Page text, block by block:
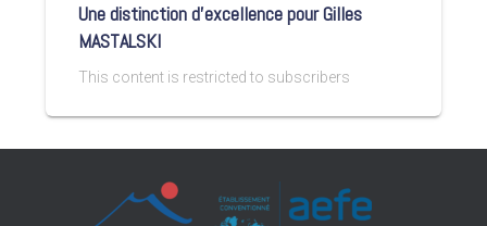
Une distinction d’excellence pour Gilles
MASTALSKI
This content is restricted to subscribers